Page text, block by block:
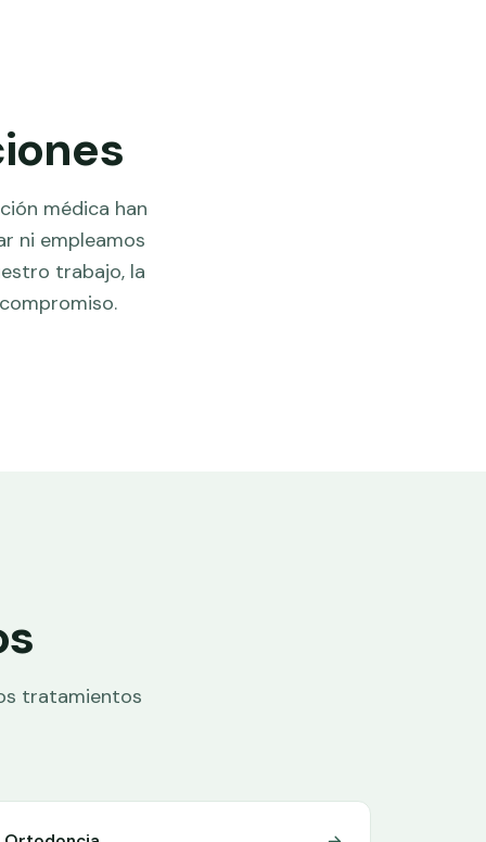
médica han
ni empleamos
trabajo, la
tratamientos